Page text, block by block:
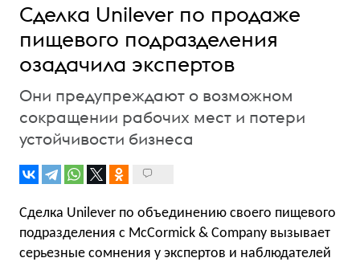
Сделка Unilever по продаже
пищевого подразделения
озадачила экспертов
Они предупреждают о возможном
сокращении рабочих мест и потери
устойчивости бизнеса
Сделка Unilever по объединению своего пищевого
подразделения с McCormick & Company вызывает
серьезные сомнения у экспертов и наблюдателей